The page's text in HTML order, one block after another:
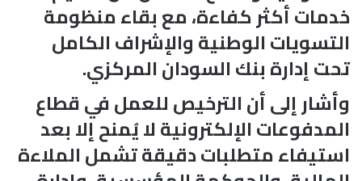
خدمات أكثر كفاءة، مع بقاء منظومة
التسويات الوطنية والإشراف الكامل
تحت إدارة بنك السودان المركزي.
وأشار إلى أن الترخيص للعمل في قطاع
المدفوعات الإلكترونية لا يُمنح إلا بعد
استيفاء متطلبات دقيقة تشمل الملاءة